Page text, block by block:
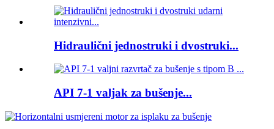
Hidraulični jednostruki i dvostruki...
API 7-1 valjak za bušenje...